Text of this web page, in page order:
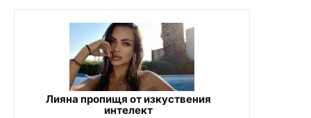
Лияна пропищя от изкуствения
интелект